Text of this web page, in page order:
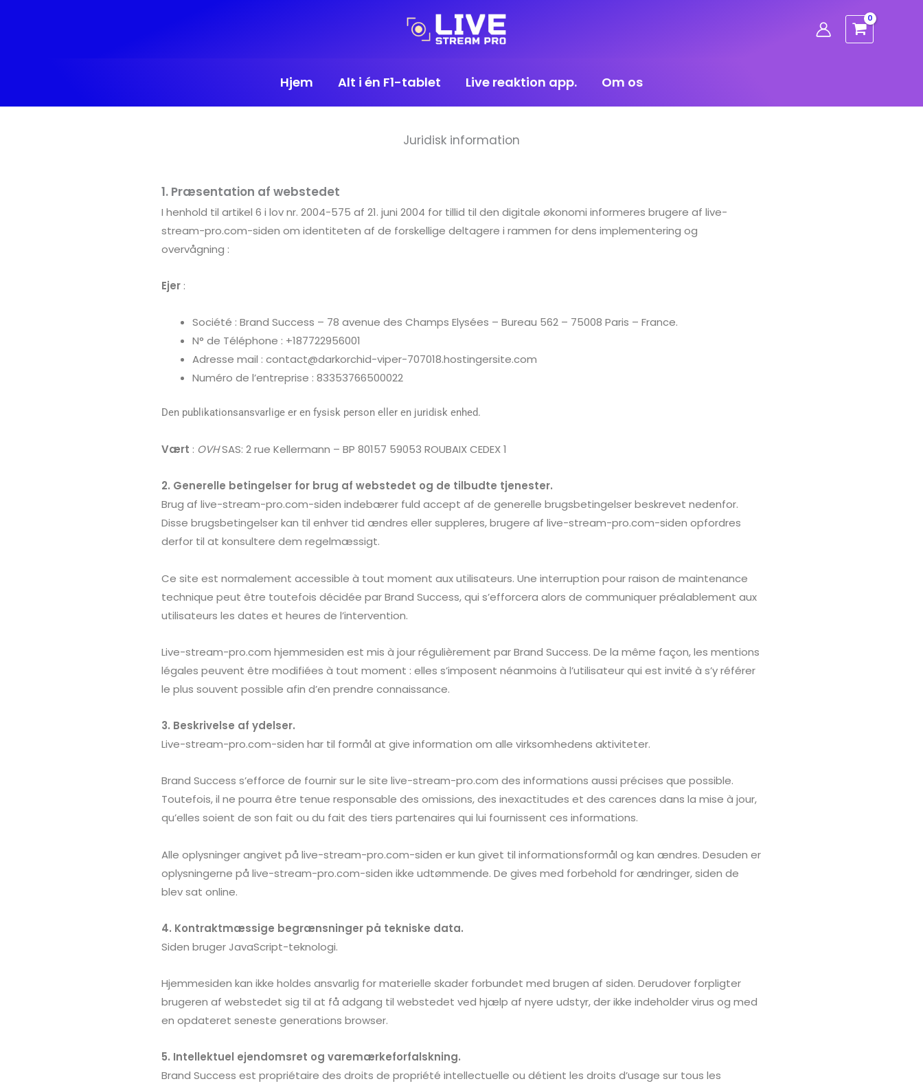
Hjem Alt i én F1-tablet Live reaktion app. Om os
Juridisk information
1. Præsentation af webstedet
I henhold til artikel 6 i lov nr. 2004-575 af 21. juni 2004 for tillid til den digitale økonomi informeres brugere af live-
stream-pro.com-siden om identiteten af de forskellige deltagere i rammen for dens implementering og
overvågning :
Ejer :
Société : Brand Success – 78 avenue des Champs Elysées – Bureau 562 – 75008 Paris – France.
N° de Téléphone : +187722956001
Adresse mail : contact@darkorchid-viper-707018.hostingersite.com
Numéro de l’entreprise : 83353766500022
Den publikationsansvarlige er en fysisk person eller en juridisk enhed.
Vært : OVHSAS: 2 rue Kellermann – BP 80157 59053 ROUBAIX CEDEX 1
2. Generelle betingelser for brug af webstedet og de tilbudte tjenester.
Brug af live-stream-pro.com-siden indebærer fuld accept af de generelle brugsbetingelser beskrevet nedenfor.
Disse brugsbetingelser kan til enhver tid ændres eller suppleres, brugere af live-stream-pro.com-siden opfordres
derfor til at konsultere dem regelmæssigt.
Ce site est normalement accessible à tout moment aux utilisateurs. Une interruption pour raison de maintenance
technique peut être toutefois décidée parBrand Success, qui s’efforcera alors de communiquer préalablement aux
utilisateurs les dates et heures de l’intervention.
Live-stream-pro.com hjemmesiden est mis à jour régulièrement parBrand Success. De la même façon, les mentions
légales peuvent être modifiées à tout moment : elles s’imposent néanmoins à l’utilisateur qui est invité à s’y référer
le plus souvent possible afin d’en prendre connaissance.
3. Beskrivelse af ydelser.
Live-stream-pro.com-siden har til formål at give information om alle virksomhedens aktiviteter.
Brand Success s’efforce de fournir sur le site live-stream-pro.com des informations aussi précises que possible.
Toutefois, il ne pourra être tenue responsable des omissions, des inexactitudes et des carences dans la mise à jour,
qu’elles soient de son fait ou du fait des tiers partenaires qui lui fournissent ces informations.
Alle oplysninger angivet på live-stream-pro.com-siden er kun givet til informationsformål og kan ændres. Desuden er
oplysningerne på live-stream-pro.com-siden ikke udtømmende. De gives med forbehold for ændringer, siden de
blev sat online.
4. Kontraktmæssige begrænsninger på tekniske data.
Siden bruger JavaScript-teknologi.
Hjemmesiden kan ikke holdes ansvarlig for materielle skader forbundet med brugen af siden. Derudover forpligter
brugeren af webstedet sig til at få adgang til webstedet ved hjælp af nyere udstyr, der ikke indeholder virus og med
en opdateret seneste generations browser.
5. Intellektuel ejendomsret og varemærkeforfalskning.
Brand Success est propriétaire des droits de propriété intellectuelle ou détient les droits d’usage sur tous les